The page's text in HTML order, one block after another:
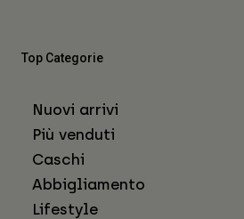
Top Categorie
Nuovi arrivi
Più venduti
Caschi
Abbigliamento
Lifestyle